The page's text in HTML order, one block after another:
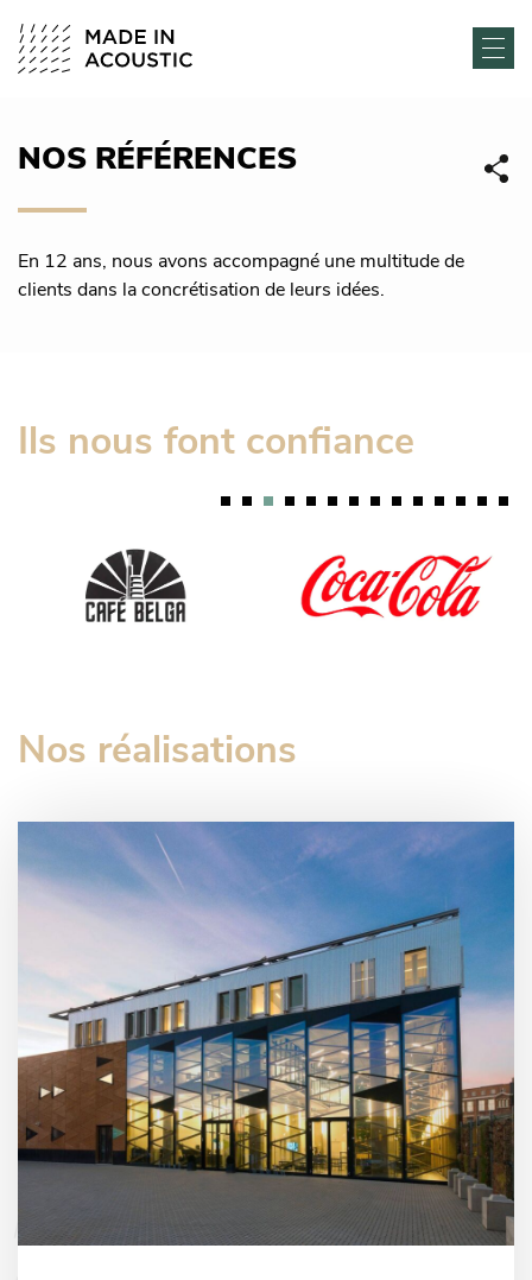
NOS RÉFÉRENCES
En 12 ans, nous avons accompagné une multitude de
clients dans la concrétisation de leurs idées.
Ils nous font confiance
Nos réalisations